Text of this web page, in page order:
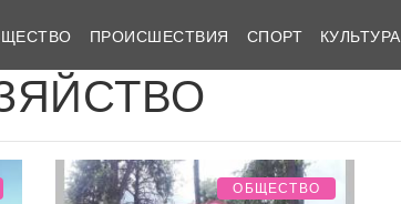
ПРОИСШЕСТВИЯ СПОРТ КУЛЬТУРА
ОБЩЕСТВО